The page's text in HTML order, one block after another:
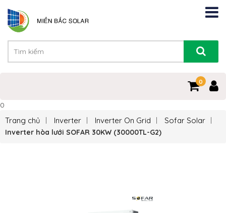
0
0
Trang chủ Inverter Inverter On Grid Sofar Solar
Inverter hòa lưới SOFAR 30KW (30000TL-G2)